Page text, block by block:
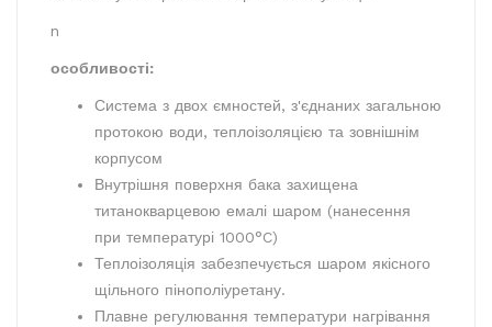
n
особливості:
Система з двох ємностей, з'єднаних загальною
протокою води, теплоізоляцією та зовнішнім
корпусом
Внутрішня поверхня бака захищена
титанокварцевою емалі шаром (нанесення
при температурі 1000°C)
Теплоізоляція забезпечується шаром якісного
щільного пінополіуретану.
Плавне регулювання температури нагрівання